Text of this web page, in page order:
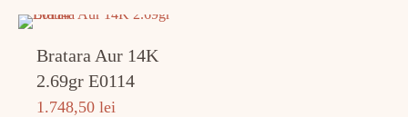
Bratara Aur 14K
2.69gr E0114
1.748,50lei